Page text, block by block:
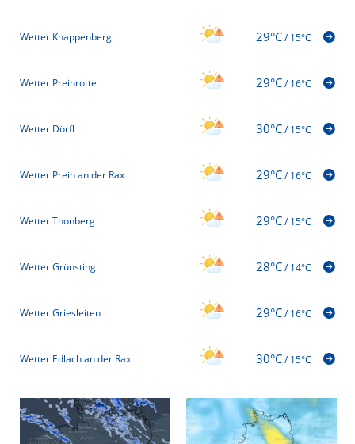
Wetter Knappenberg 29°C/15°C
Wetter Preinrotte 29°C/16°C
Wetter Dörfl 30°C/15°C
Wetter Prein an der Rax 29°C/16°C
Wetter Thonberg 29°C/15°C
Wetter Grünsting 28°C/14°C
Wetter Griesleiten 29°C/16°C
Wetter Edlach an der Rax 30°C/15°C